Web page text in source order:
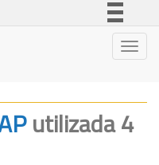
Legislação
utilizada 4